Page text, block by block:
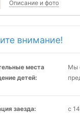
Описание и фото
внимание!
места
детей:
Мы
заезда: с